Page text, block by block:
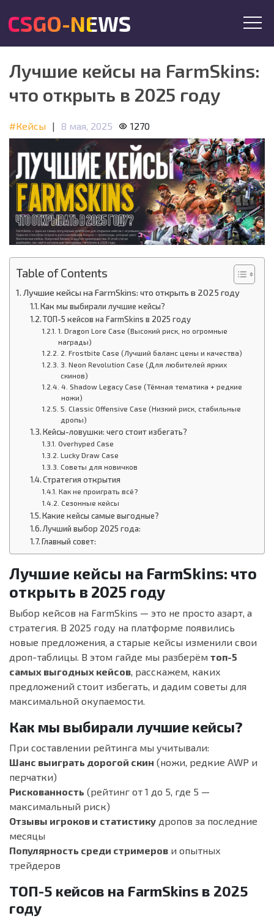
CSGO-NEWS
Лучшие кейсы на FarmSkins:
что открыть в 2025 году
#Кейсы | 8 мая, 2025 1270
Table of Contents
Лучшие кейсы на FarmSkins: что открыть в 2025 году
Как мы выбирали лучшие кейсы?
ТОП-5 кейсов на FarmSkins в 2025 году
1. Dragon Lore Case (Высокий риск, но огромные
награды)
2. Frostbite Case (Лучший баланс цены и качества)
3. Neon Revolution Case (Для любителей ярких
скинов)
4. Shadow Legacy Case (Тёмная тематика + редкие
ножи)
5. Classic Offensive Case (Низкий риск, стабильные
дропы)
Кейсы-ловушки: чего стоит избегать?
Overhyped Case
Lucky Draw Case
Советы для новичков
Стратегия открытия
Как не проиграть всё?
Сезонные кейсы
Какие кейсы самые выгодные?
Лучший выбор 2025 года:
Главный совет:
Лучшие кейсы на FarmSkins: что
открыть в 2025 году
Выбор кейсов на FarmSkins — это не просто азарт, а
стратегия. В 2025 году на платформе появились
новые предложения, а старые кейсы изменили свои
дроп-таблицы. В этом гайде мы разберём топ-5
самых выгодных кейсов, расскажем, каких
предложений стоит избегать, и дадим советы для
максимальной окупаемости.
Как мы выбирали лучшие кейсы?
При составлении рейтинга мы учитывали:
Шанс выиграть дорогой скин (ножи, редкие AWP и
перчатки)
Рискованность (рейтинг от 1 до 5, где 5 —
максимальный риск)
Отзывы игроков и статистику дропов за последние
месяцы
Популярность среди стримеров и опытных
трейдеров
ТОП-5 кейсов на FarmSkins в 2025
году